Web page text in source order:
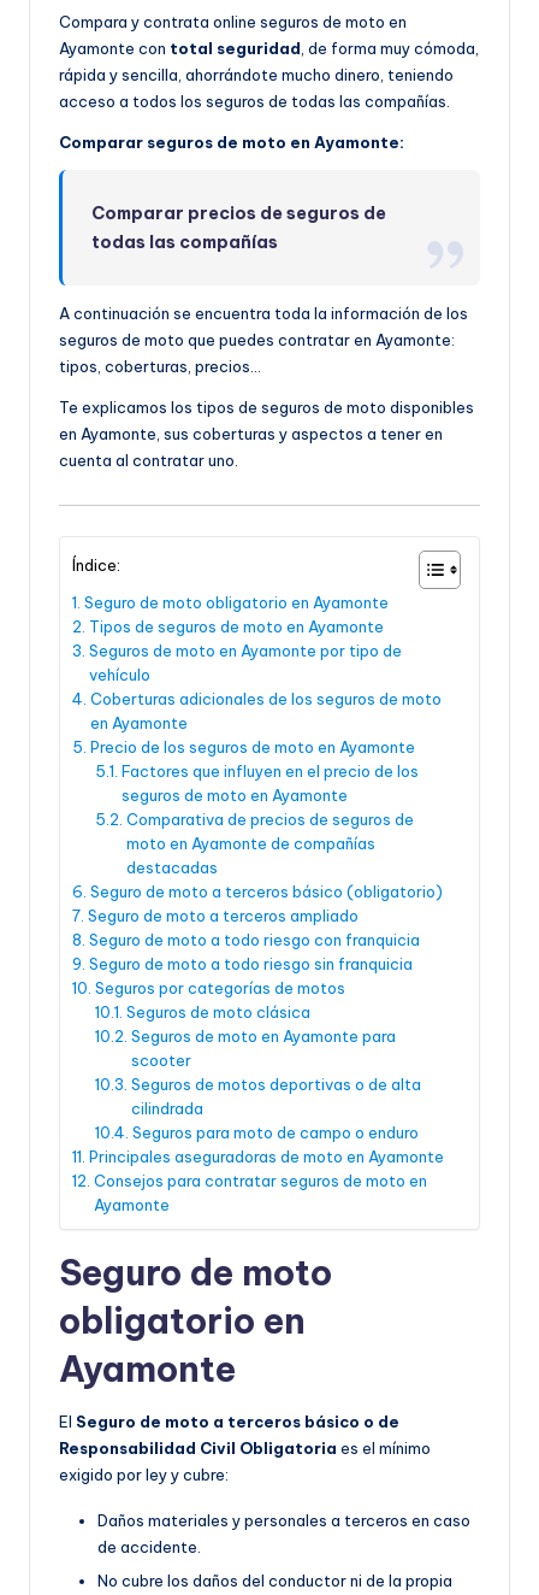
Compara y contrata online seguros de moto en
Ayamonte con total seguridad, de forma muy cómoda,
rápida y sencilla, ahorrándote mucho dinero, teniendo
acceso a todos los seguros de todas las compañías.
Comparar seguros de moto en Ayamonte:
Comparar precios de seguros de
todas las compañías
A continuación se encuentra toda la información de los
seguros de moto que puedes contratar en Ayamonte:
tipos, coberturas, precios…
Te explicamos los tipos de seguros de moto disponibles
en Ayamonte, sus coberturas y aspectos a tener en
cuenta al contratar uno.
Índice:
Seguro de moto obligatorio en Ayamonte
Tipos de seguros de moto en Ayamonte
Seguros de moto en Ayamonte por tipo de
vehículo
Coberturas adicionales de los seguros de moto
en Ayamonte
Precio de los seguros de moto en Ayamonte
Factores que influyen en el precio de los
seguros de moto en Ayamonte
Comparativa de precios de seguros de
moto en Ayamonte de compañías
destacadas
Seguro de moto a terceros básico (obligatorio)
Seguro de moto a terceros ampliado
Seguro de moto a todo riesgo con franquicia
Seguro de moto a todo riesgo sin franquicia
Seguros por categorías de motos
Seguros de moto clásica
Seguros de moto en Ayamonte para
scooter
Seguros de motos deportivas o de alta
cilindrada
Seguros para moto de campo o enduro
Principales aseguradoras de moto en Ayamonte
Consejos para contratar seguros de moto en
Ayamonte
Seguro de moto
obligatorio en
Ayamonte
El Seguro de moto a terceros básico o de
Responsabilidad Civil Obligatoria es el mínimo
exigido por ley y cubre:
Daños materiales y personales a terceros en caso
de accidente.
No cubre los daños del conductor ni de la propia